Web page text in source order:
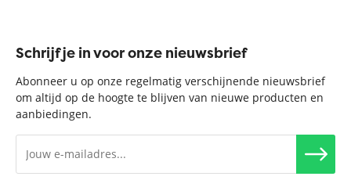
Schrijf je in voor onze nieuwsbrief
Abonneer u op onze regelmatig verschijnende nieuwsbrief
om altijd op de hoogte te blijven van nieuwe producten en
aanbiedingen.